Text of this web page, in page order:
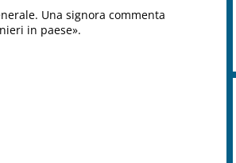
Una signora commenta
in paese».